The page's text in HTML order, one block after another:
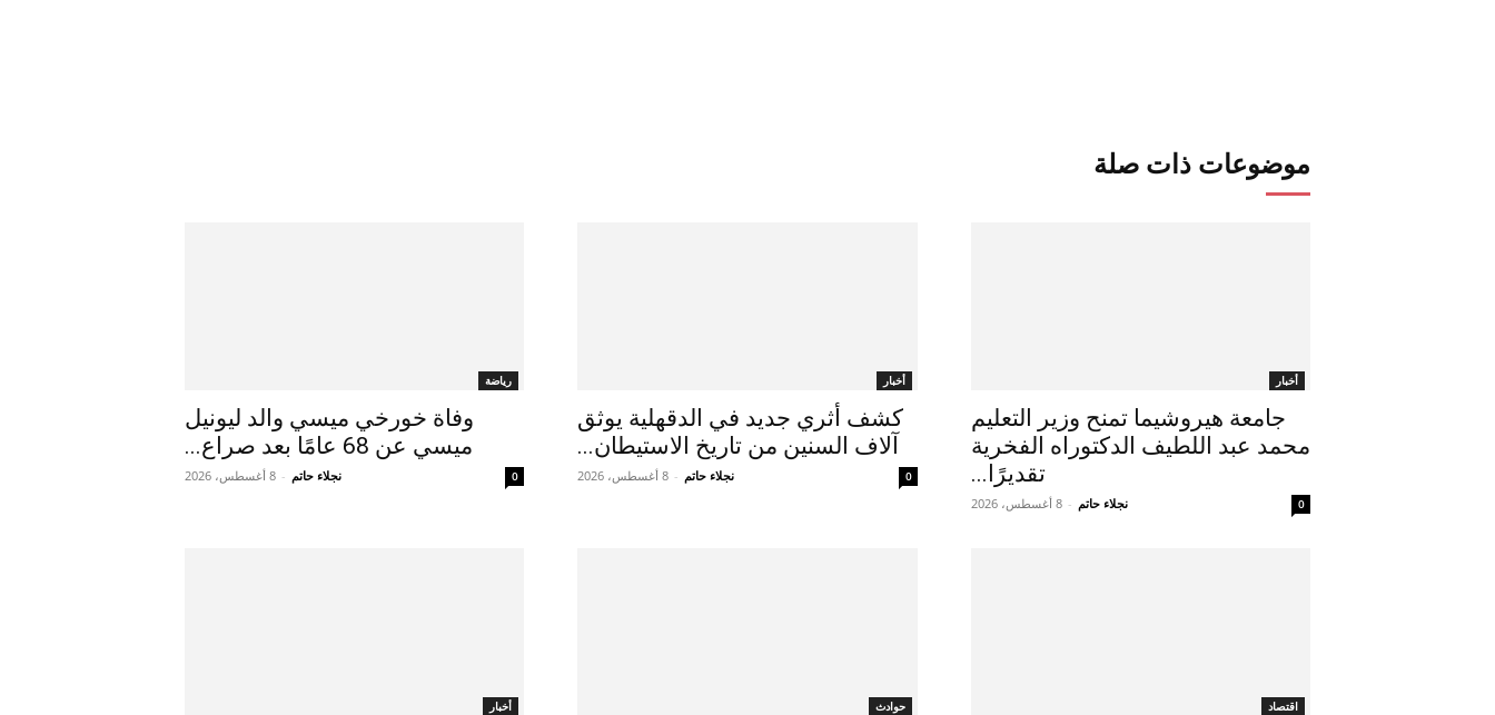
موضوعات ذات صلة
رياضة
وفاة خورخي ميسي والد ليونيل
ميسي عن 68 عامًا بعد صراع...
نجلاء حاتم - 8 أغسطس، 2026 0
أخبار
كشف أثري جديد في الدقهلية يوثق
آلاف السنين من تاريخ الاستيطان...
نجلاء حاتم - 8 أغسطس، 2026 0
أخبار
جامعة هيروشيما تمنح وزير التعليم
محمد عبد اللطيف الدكتوراه الفخرية
تقديرًا...
نجلاء حاتم - 8 أغسطس، 2026 0
أخبار حوادث اقتصاد